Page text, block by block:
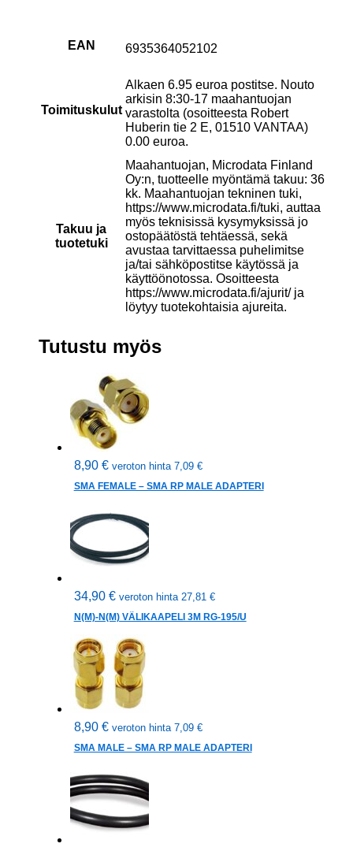
EAN 6935364052102
Toimituskulut
Alkaen 6.95 euroa postitse. Nouto
arkisin 8:30-17 maahantuojan
varastolta (osoitteesta Robert
Huberin tie 2 E, 01510 VANTAA)
0.00 euroa.
Takuu ja
tuotetuki
Maahantuojan, Microdata Finland
Oy:n, tuotteelle myöntämä takuu: 36
kk. Maahantuojan tekninen tuki,
https://www.microdata.fi/tuki, auttaa
myös teknisissä kysymyksissä jo
ostopäätöstä tehtäessä, sekä
avustaa tarvittaessa puhelimitse
ja/tai sähköpostitse käytössä ja
käyttöönotossa. Osoitteesta
https://www.microdata.fi/ajurit/ ja
löytyy tuotekohtaisia ajureita.
Tutustu myös
8,90 € veroton hinta 7,09 €
SMA FEMALE – SMA RP MALE ADAPTERI
34,90 € veroton hinta 27,81 €
N(M)-N(M) VÄLIKAAPELI 3M RG-195/U
8,90 € veroton hinta 7,09 €
SMA MALE – SMA RP MALE ADAPTERI